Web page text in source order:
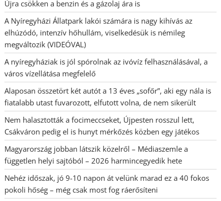
Újra csökken a benzin és a gázolaj ára is
A Nyíregyházi Állatpark lakói számára is nagy kihívás az
elhúzódó, intenzív hőhullám, viselkedésük is némileg
megváltozik (VIDEÓVAL)
A nyíregyháziak is jól spórolnak az ivóvíz felhasználásával, a
város vízellátása megfelelő
Alaposan összetört két autót a 13 éves „sofőr”, aki egy nála is
fiatalabb utast fuvarozott, elfutott volna, de nem sikerült
Nem halasztották a focimeccseket, Újpesten rosszul lett,
Csákváron pedig el is hunyt mérkőzés közben egy játékos
Magyarország jobban látszik közelről – Médiaszemle a
független helyi sajtóból – 2026 harmincegyedik hete
Nehéz időszak, jó 9-10 napon át velünk marad ez a 40 fokos
pokoli hőség – még csak most fog ráerősíteni